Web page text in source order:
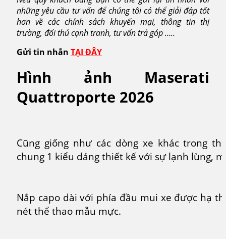
những yêu cầu tư vấn để chúng tôi có thể giải đáp tốt
hơn về các chính sách khuyến mại, thông tin thị
trường, đối thủ cạnh tranh, tư vấn trả góp …..
Gửi tin nhắn TẠI ĐÂY
Hình ảnh Maserati
Quattroporte 2026
Cũng giống như các dòng xe khác trong
chung 1 kiểu dáng thiết kế với sự lạnh lùng,
Nắp capo dài với phía đầu mui xe được hạ
nét thể thao mẫu mực.